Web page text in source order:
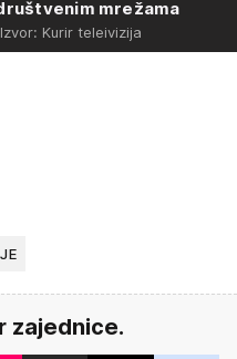
mrežama
Izvor: Kurir teleivizija
zajednice.